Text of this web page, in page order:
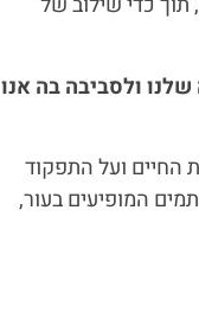
ולסביבה בה אנו
החיים ועל התפקוד
המופיעים בעור,